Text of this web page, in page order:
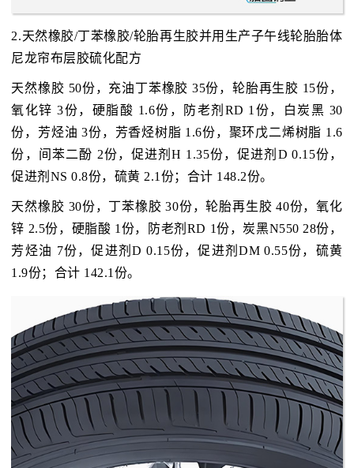
2.天然橡胶/丁苯橡胶/轮胎再生胶并用生产子午线轮胎胎体
尼龙帘布层胶硫化配方
天然橡胶 50份，充油丁苯橡胶 35份，轮胎再生胶 15份，
氧化锌 3份，硬脂酸 1.6份，防老剂RD 1份，白炭黑 30
份，芳烃油 3份，芳香烃树脂 1.6份，聚环戊二烯树脂 1.6
份，间苯二酚 2份，促进剂H 1.35份，促进剂D 0.15份，
促进剂NS 0.8份，硫黄 2.1份；合计 148.2份。
天然橡胶 30份，丁苯橡胶 30份，轮胎再生胶 40份，氧化
锌 2.5份，硬脂酸 1份，防老剂RD 1份，炭黑N550 28份，
芳烃油 7份，促进剂D 0.15份，促进剂DM 0.55份，硫黄
1.9份；合计 142.1份。